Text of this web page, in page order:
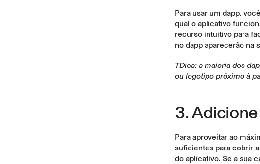
Para usar um dapp,
qual o aplicativo
recurso intuitivo para
no dapp aparecerão na
TDica: a maioria dos
ou logotipo próximo à
3.
Para aproveitar ao
suficientes para cobrir
do aplicativo. Se a sua